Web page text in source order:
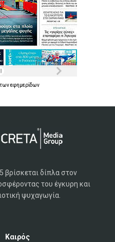
τωνεφημερίδων
βρίσκεται δίπλα στον
του έγκυρη και
ψυχαγωγία.
Καιρός